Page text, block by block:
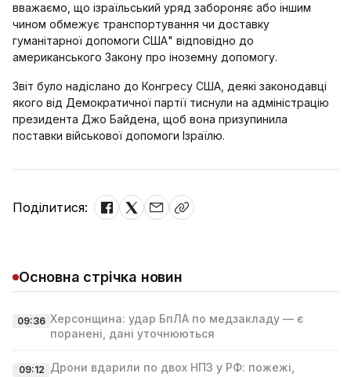
вважаємо, що ізраїльський уряд забороняє або іншим
чином обмежує транспортування чи доставку
гуманітарної допомоги США" відповідно до
американського Закону про іноземну допомогу.
Звіт було надіслано до Конгресу США, деякі законодавці
якого від Демократичної партії тиснули на адміністрацію
президента Джо Байдена, щоб вона призупинила
поставки військової допомоги Ізраїлю.
Поділитися:
Основна стрічка новин
09:36 Херсонщина: удар БпЛА по медзакладу — є
поранені, дані уточнюються
09:12 Дрони вдарили по двох НПЗ у РФ: пожежі,